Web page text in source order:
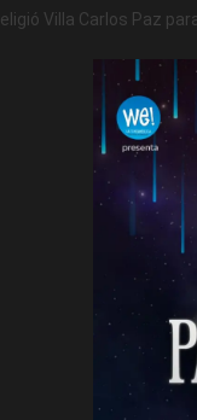
eligió Villa Carlos Paz